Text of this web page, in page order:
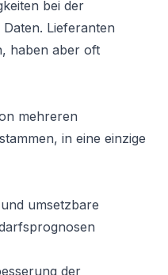
bei der
Lieferanten
haben aber oft
mehreren
in eine einzige
umsetzbare
der